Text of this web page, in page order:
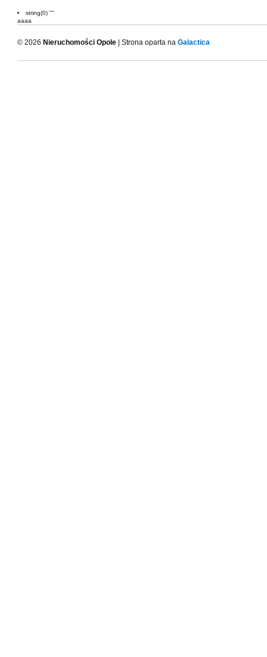
string(0) ""
aaaa
© 2026 Nieruchomości Opole | Strona oparta na Galactica